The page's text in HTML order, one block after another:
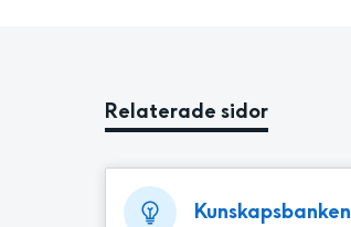
Relaterade sidor
Kunskapsbanken